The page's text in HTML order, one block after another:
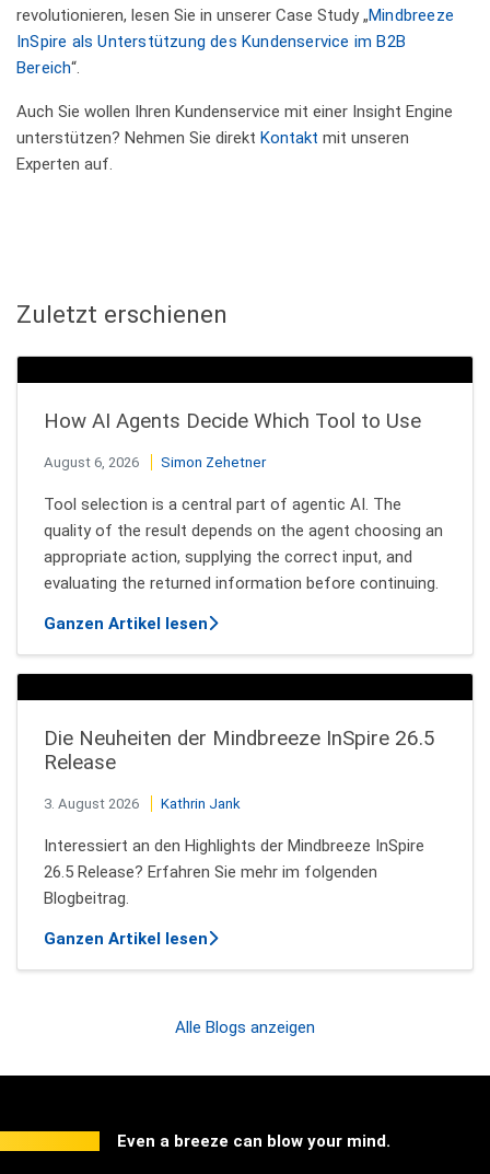
revolutionieren, lesen Sie in unserer Case Study „Mindbreeze
InSpire als Unterstützung des Kundenservice im B2B
Bereich“.
Auch Sie wollen Ihren Kundenservice mit einer Insight Engine
unterstützen? Nehmen Sie direkt Kontakt mit unseren
Experten auf.
Zuletzt erschienen
How AI Agents Decide Which Tool to Use
August 6, 2026 Simon Zehetner
Tool selection is a central part of agentic AI. The
quality of the result depends on the agent choosing an
appropriate action, supplying the correct input, and
evaluating the returned information before continuing.
Ganzen Artikel lesenüber How AI Agents Decide Which
Die Neuheiten der Mindbreeze InSpire 26.5
Release
3. August 2026 Kathrin Jank
Interessiert an den Highlights der Mindbreeze InSpire
26.5 Release? Erfahren Sie mehr im folgenden
Blogbeitrag.
Ganzen Artikel lesenüber Die Neuheiten der
Alle Blogs anzeigen
Even a breeze can blow your mind.